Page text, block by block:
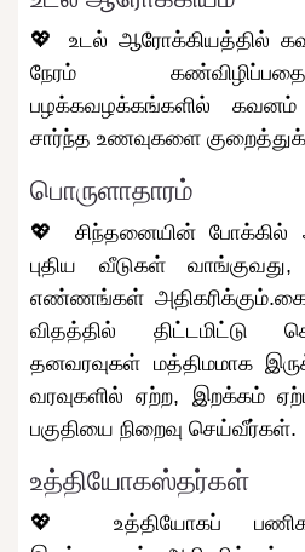
💖 உடல் ஆரோக்கியத்தில்
நேரம்
பழக்கவழக்கங்களில் கவனம்
சார்ந்த உணவுகளை
பொருளாதாரம்
💖 சிந்தனையின் போக்கில்
புதிய வீடுகள் வாங்குவது,
எண்ணங்கள்
விதத்தில் திட்டமிட்டு
தனவரவுகள் மத்திமமாக
வரவுகளில் ஏற்ற, இறக்கம்
பகுதியை நிறைவு செய்வீர்கள்.
உத்தியோகஸ்தர்கள்
💖 உத்தியோகப்